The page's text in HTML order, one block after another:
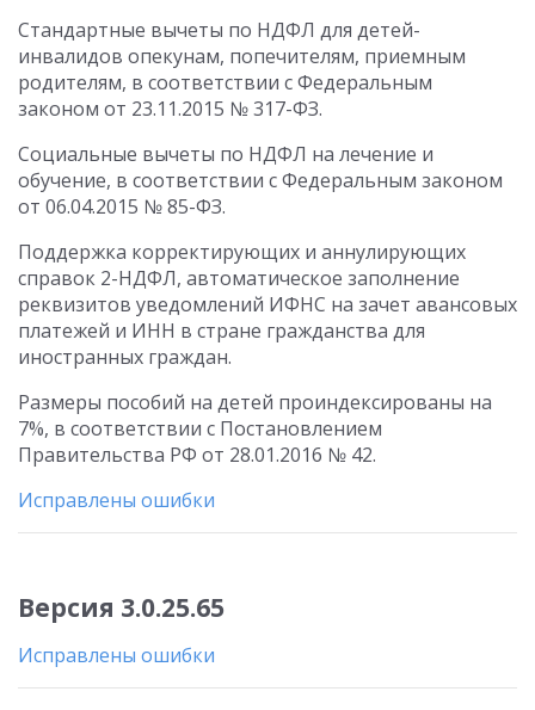
Стандартные вычеты по НДФЛ для детей-
инвалидов опекунам, попечителям, приемным
родителям, в соответствии с Федеральным
законом от 23.11.2015 № 317-ФЗ.
Социальные вычеты по НДФЛ на лечение и
обучение, в соответствии с Федеральным законом
от 06.04.2015 № 85-ФЗ.
Поддержка корректирующих и аннулирующих
справок 2-НДФЛ, автоматическое заполнение
реквизитов уведомлений ИФНС на зачет авансовых
платежей и ИНН в стране гражданства для
иностранных граждан.
Размеры пособий на детей проиндексированы на
7%, в соответствии с Постановлением
Правительства РФ от 28.01.2016 № 42.
Исправлены ошибки
Версия 3.0.25.65
Исправлены ошибки